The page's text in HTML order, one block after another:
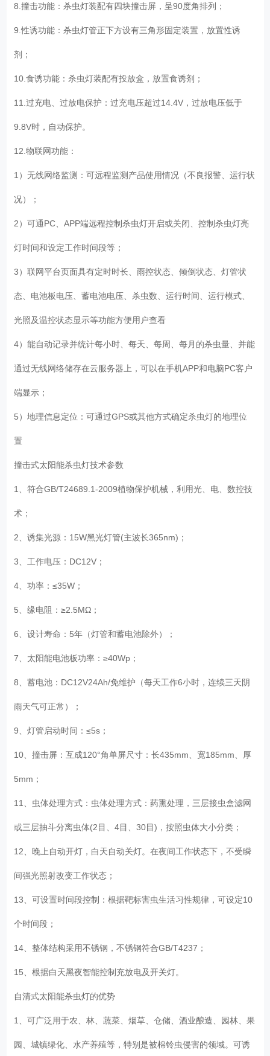
8.撞击功能：杀虫灯装配有四块撞击屏，呈90度角排列；
9.性诱功能：杀虫灯管正下方设有三角形固定装置，放置性诱
剂；
10.食诱功能：杀虫灯装配有投放盒，放置食诱剂；
11.过充电、过放电保护：过充电压超过14.4V，过放电压低于
9.8V时，自动保护。
12.物联网功能：
1）无线网络监测：可远程监测产品使用情况（不良报警、运行状
况）；
2）可通PC、APP端远程控制杀虫灯开启或关闭、控制杀虫灯亮
灯时间和设定工作时间段等；
3）联网平台页面具有定时时长、雨控状态、倾倒状态、灯管状
态、电池板电压、蓄电池电压、杀虫数、运行时间、运行模式、
光照及温控状态显示等功能方便用户查看
4）能自动记录并统计每小时、每天、每周、每月的杀虫量、并能
通过无线网络储存在云服务器上，可以在手机APP和电脑PC客户
端显示；
5）地理信息定位：可通过GPS或其他方式确定杀虫灯的地理位
置
撞击式太阳能杀虫灯技术参数
1、符合GB/T24689.1-2009植物保护机械，利用光、电、数控技
术；
2、诱集光源：15W黑光灯管(主波长365nm)；
3、工作电压：DC12V；
4、功率：≤35W；
5、缘电阻：≥2.5MΩ；
6、设计寿命：5年（灯管和蓄电池除外）；
7、太阳能电池板功率：≥40Wp；
8、蓄电池：DC12V24Ah/免维护（每天工作6小时，连续三天阴
雨天气可正常）；
9、灯管启动时间：≤5s；
10、撞击屏：互成120°角单屏尺寸：长435mm、宽185mm、厚
5mm；
11、虫体处理方式：虫体处理方式：药熏处理，三层接虫盒滤网
或三层抽斗分离虫体(2目、4目、30目)，按照虫体大小分类；
12、晚上自动开灯，白天自动关灯。在夜间工作状态下，不受瞬
间强光照射改变工作状态；
13、可设置时间段控制：根据靶标害虫生活习性规律，可设定10
个时间段；
14、整体结构采用不锈钢，不锈钢符合GB/T4237；
15、根据白天黑夜智能控制充放电及开关灯。
自清式太阳能杀虫灯的优势
1、可广泛用于农、林、蔬菜、烟草、仓储、酒业酿造、园林、果
园、城镇绿化、水产养殖等，特别是被棉铃虫侵害的领域。可诱